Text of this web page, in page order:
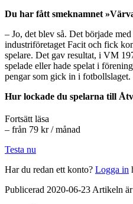
Du har fått smeknamnet
– Jo, det blev så. Det började
industriföretaget Facit och fick
spelare. Det gav resultat, i VM
spelade eller hade spelat i
pengar som gick in i fotbollslaget.
Hur lockade du spelarna till
Fortsätt läsa
– från 79 kr / månad
Testa nu
Har du redan ett konto? Logga in
Publicerad 2020-06-23 Artikeln